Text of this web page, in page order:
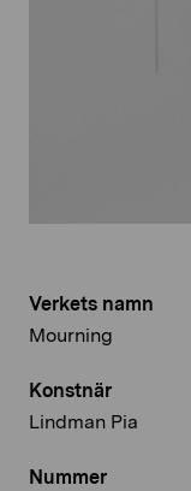
Verkets namn
Mourning
Konstnär
Lindman Pia
Nummer